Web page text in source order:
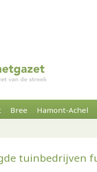
Bree Hamont-Achel
tuinbedrijven